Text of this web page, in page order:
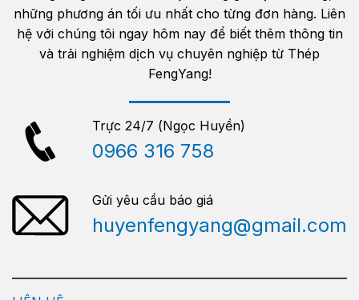
những phương án tối ưu nhất cho từng đơn hàng. Liên
hệ với chúng tôi ngay hôm nay để biết thêm thông tin
và trải nghiệm dịch vụ chuyên nghiệp từ Thép
FengYang!
Trực 24/7 (Ngọc Huyền)
0966 316 758
Gửi yêu cầu báo giá
huyenfengyang@gmail.com